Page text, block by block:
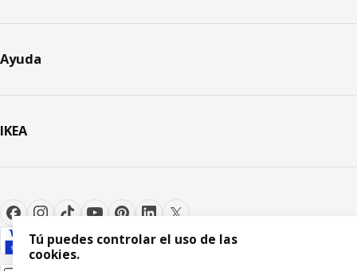
Ayuda
IKEA
Tú puedes controlar el uso de las
cookies.